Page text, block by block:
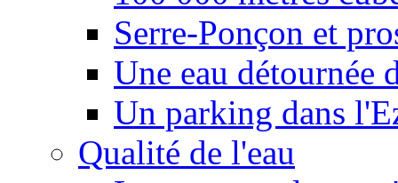
Serre-Ponçon et
Une eau détournée
Un parking dans
Qualité de l'eau